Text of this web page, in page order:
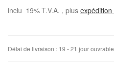
inclu 19% T.V.A. , plus expédition
Délai de livraison : 19 - 21 jour ouvrable